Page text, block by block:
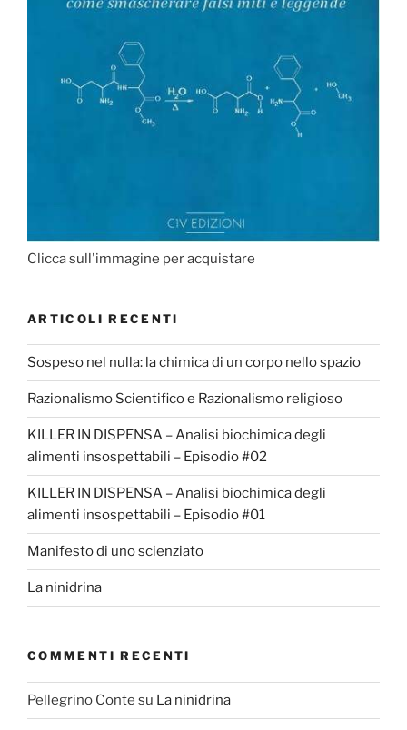
Clicca sull'immagine per acquistare
ARTICOLI RECENTI
Sospeso nel nulla: la chimica di un corpo nello spazio
Razionalismo Scientifico e Razionalismo religioso
KILLER IN DISPENSA – Analisi biochimica degli
alimenti insospettabili – Episodio #02
KILLER IN DISPENSA – Analisi biochimica degli
alimenti insospettabili – Episodio #01
Manifesto di uno scienziato
La ninidrina
COMMENTI RECENTI
Pellegrino Conte su La ninidrina